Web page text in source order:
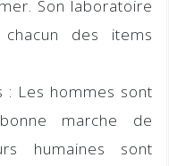
Son laboratoire
des items
: Les hommes sont
marche de
humaines sont